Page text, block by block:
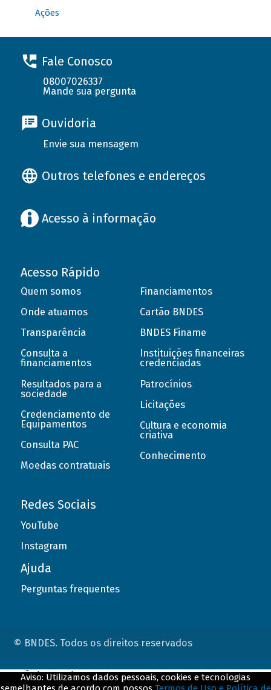
Ações
Fale Conosco
08007026337
Mande sua pergunta
Ouvidoria
Envie sua mensagem
Outros telefones e endereços
Acesso à informação
Acesso Rápido
Quem somos
Onde atuamos
Transparência
Consulta a
financiamentos
Resultados para a
sociedade
Credenciamento de
Equipamentos
Consulta PAC
Moedas contratuais
Financiamentos
Cartão BNDES
BNDES Finame
Instituições financeiras
credenciadas
Patrocínios
Licitações
Cultura e economia
criativa
Conhecimento
Redes Sociais
YouTube
Instagram
Ajuda
Perguntas frequentes
© BNDES. Todos os direitos reservados
Aviso: Utilizamos dados pessoais, cookies e tecnologias
ConteÃºdo complementar